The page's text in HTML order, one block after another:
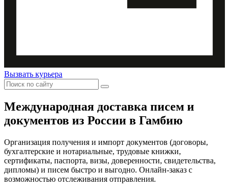
Вызвать курьера
Международная доставка писем и
документов из России в Гамбию
Организация получения и импорт документов (договоры,
бухгалтерские и нотариальные, трудовые книжки,
сертификаты, паспорта, визы, доверенности, свидетельства,
дипломы) и писем быстро и выгодно. Онлайн-заказ с
возможностью отслеживания отправления.